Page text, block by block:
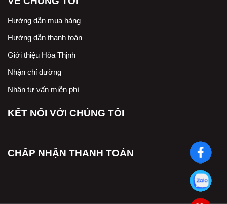
Hướng dẫn mua hàng
Hướng dẫn thanh toán
Giới thiệu Hòa Thịnh
Nhận chỉ đường
Nhận tư vấn miễn phí
KẾT NỐI VỚI CHÚNG TÔI
CHẤP NHẬN THANH TOÁN